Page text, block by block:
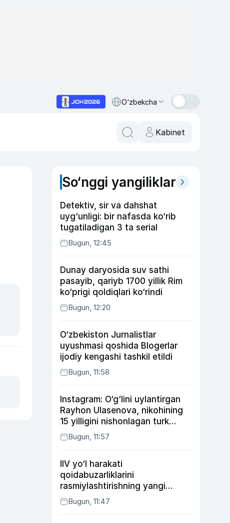
O‘zbekcha
Kabinet
So‘nggi yangiliklar
Detektiv, sir va dahshat
uyg‘unligi: bir nafasda ko‘rib
tugatiladigan 3 ta serial
Bugun, 12:45
Dunay daryosida suv sathi
pasayib, qariyb 1700 yillik Rim
ko‘prigi qoldiqlari ko‘rindi
Bugun, 12:20
O‘zbekiston Jurnalistlar
uyushmasi qoshida Blogerlar
ijodiy kengashi tashkil etildi
Bugun, 11:58
Instagram: O‘g‘lini uylantirgan
Rayhon Ulasenova, nikohining
15 yilligini nishonlagan turk
aktyorlari va Kamelot qasriga
sayohat qilgan Zebo Rahimova
Bugun, 11:57
IIV yo‘l harakati
qoidabuzarliklarini
rasmiylashtirishning yangi
tartibini taklif qildi
Bugun, 11:47